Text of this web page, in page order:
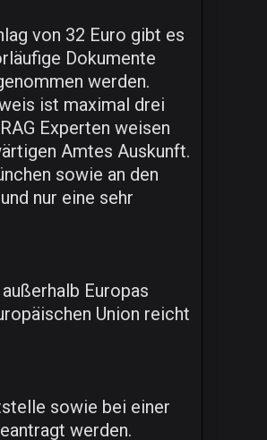
von 32 Euro gibt es
Dokumente
werden.
ist maximal drei
Experten weisen
Amtes Auskunft.
sowie an den
nur eine sehr
Europas
Union reicht
sowie bei einer
werden.